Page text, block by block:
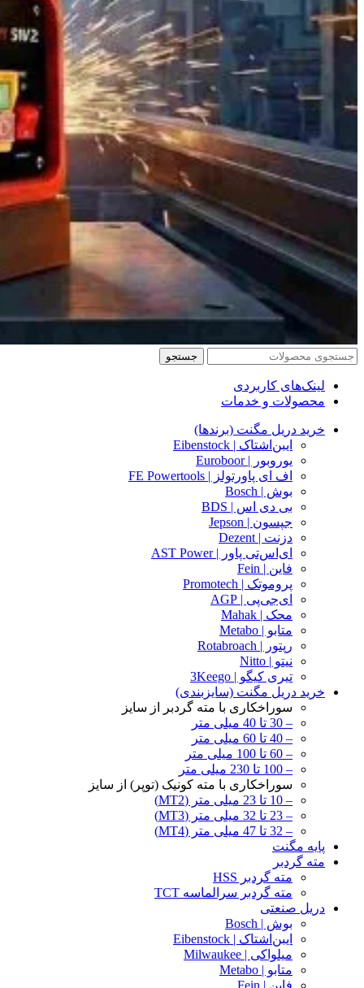
جستجو
لینک‌های کاربردی
محصولات و خدمات
خرید دریل مگنت (برندها)
ایبن‌اشتاک | Eibenstock
یوروبور | Euroboor
اف ای پاورتولز | FE Powertools
بوش | Bosch
بی دی اس | BDS
جپسون | Jepson
دزنت | Dezent
ای‌اس‌تی پاور | AST Power
فاین | Fein
پروموتک | Promotech
ای‌جی‌پی | AGP
محک | Mahak
متابو | Metabo
رپتور | Rotabroach
نیتو | Nitto
تیری کیگو | 3Keego
خرید دریل مگنت (سایزبندی)
سوراخکاری با مته گردبر از سایز
– 30 تا 40 میلی متر
– 40 تا 60 میلی متر
– 60 تا 100 میلی متر
– 100 تا 230 میلی متر
سوراخکاری با مته کونیک (توپر) از سایز
– 10 تا 23 میلی متر (MT2)
– 23 تا 32 میلی متر (MT3)
– 32 تا 47 میلی متر (MT4)
پایه مگنت
مته گردبر
مته گردبر HSS
مته گردبر سرالماسه TCT
دریل صنعتی
بوش | Bosch
ایبن‌اشتاک | Eibenstock
میلواکی | Milwaukee
متابو | Metabo
فاین | Fein